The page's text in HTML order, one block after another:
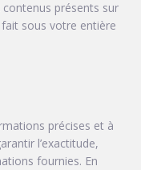
présents sur
fait sous votre entière
précises et à
l’exactitude,
fournies. En